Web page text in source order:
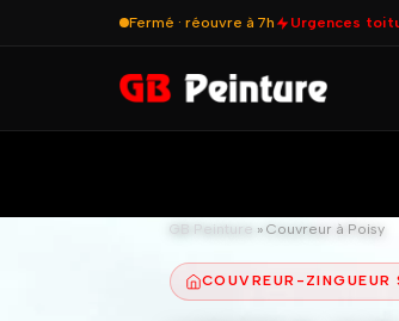
Fermé · réouvre à 7h Urgences
GB Peinture » Couvreur à Poisy
COUVREUR-